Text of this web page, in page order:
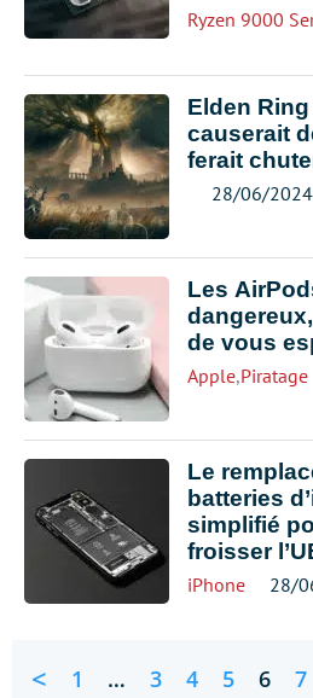
Ryzen 9000
Elden
causerait
ferait
28/06/2024
Les
de vous
Apple,Piratage
Le
batteries
simplifié
froisser
iPhone 28/
< 1 … 3 4 5 6 7